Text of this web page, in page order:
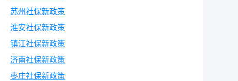
苏州社保新政策
淮安社保新政策
镇江社保新政策
济南社保新政策
枣庄社保新政策